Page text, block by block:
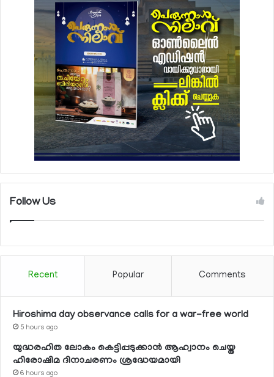
Follow Us
Recent Popular Comments
Hiroshima day observance calls for a war-free world
5 hours ago
യുദ്ധരഹിത ലോകം കെട്ടിപ്പടുക്കാന്‍ ആഹ്വാനം ചെയ്ത
ഹിരോഷിമ ദിനാചരണം ശ്രദ്ധേയമായി
6 hours ago